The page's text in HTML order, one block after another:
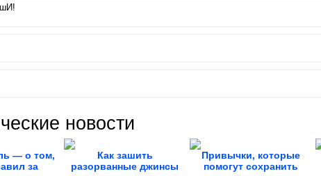
новости
— о том,
за
Как зашить
разорванные джинсы
Привычки, которые
помогут сохранить